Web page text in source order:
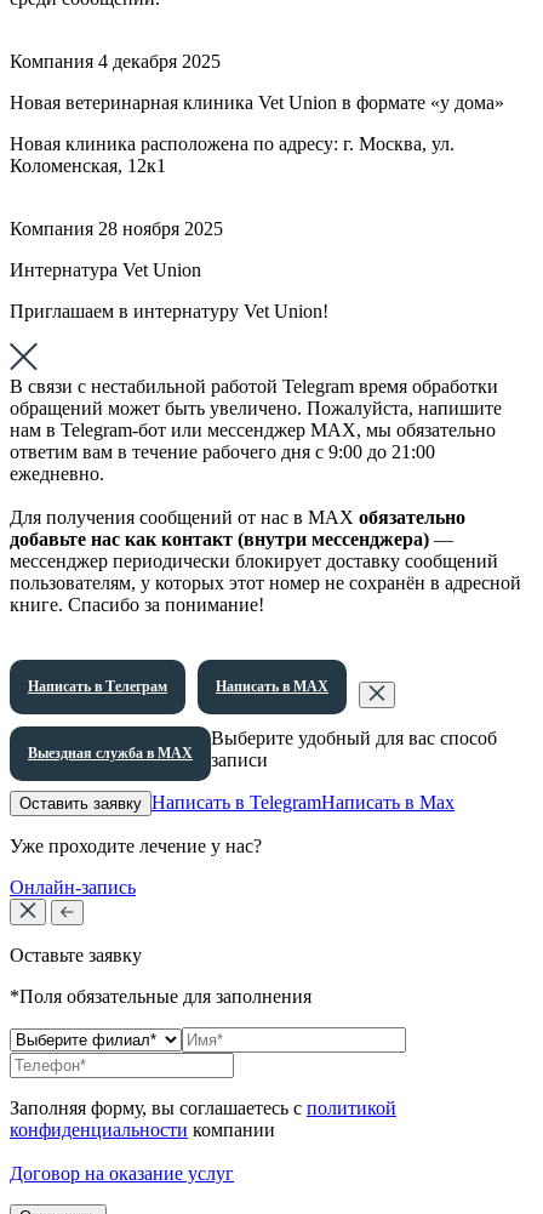
Компания 4 декабря 2025
Новая ветеринарная клиника Vet Union в формате «у дома»
Новая клиника расположена по адресу: г. Москва, ул.
Коломенская, 12к1
Компания 28 ноября 2025
Интернатура Vet Union
Приглашаем в интернатуру Vet Union!
В связи с нестабильной работой Telegram время обработки
обращений может быть увеличено. Пожалуйста, напишите
нам в Telegram-бот или мессенджер МАХ, мы обязательно
ответим вам в течение рабочего дня с 9:00 до 21:00
ежедневно.
Для получения сообщений от нас в МАХ обязательно
добавьте нас как контакт (внутри мессенджера) —
мессенджер периодически блокирует доставку сообщений
пользователям, у которых этот номер не сохранён в адресной
книге. Спасибо за понимание!
Написать в Телеграм Написать в МАХ
Выездная служба в МАХ
Выберите удобный для вас способ
записи
Оставить заявку Написать в TelegramНаписать в Max
Уже проходите лечение у нас?
Онлайн-запись
Оставьте заявку
*Поля обязательные для заполнения
Заполняя форму, вы соглашаетесь с политикой
конфиденциальности компании
Договор на оказание услуг